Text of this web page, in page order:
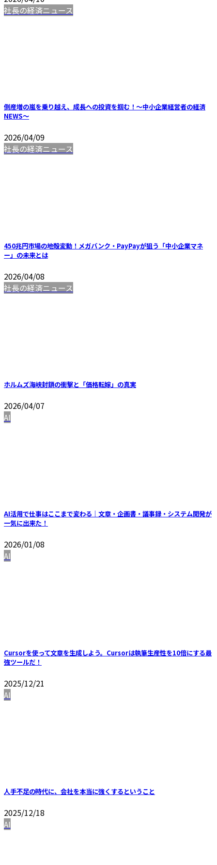
社長の経済ニュース
倒産増の嵐を乗り越え、成長への投資を掴む！～中小企業経営者の経済
NEWS～
2026/04/09
社長の経済ニュース
450兆円市場の地殻変動！メガバンク・PayPayが狙う「中小企業マネ
ー」の未来とは
2026/04/08
社長の経済ニュース
ホルムズ海峡封鎖の衝撃と「価格転嫁」の真実
2026/04/07
AI
AI活用で仕事はここまで変わる｜文章・企画書・議事録・システム開発が
一気に出来た！
2026/01/08
AI
Cursorを使って文章を生成しよう。Cursorは執筆生産性を10倍にする最
強ツールだ！
2025/12/21
AI
人手不足の時代に、会社を本当に強くするということ
2025/12/18
AI